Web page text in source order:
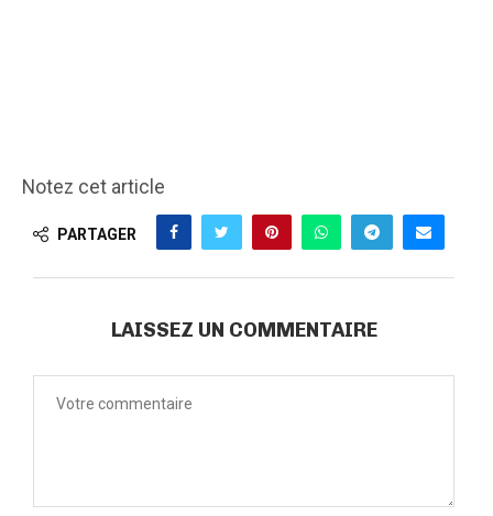
Notez cet article
PARTAGER
LAISSEZ UN COMMENTAIRE